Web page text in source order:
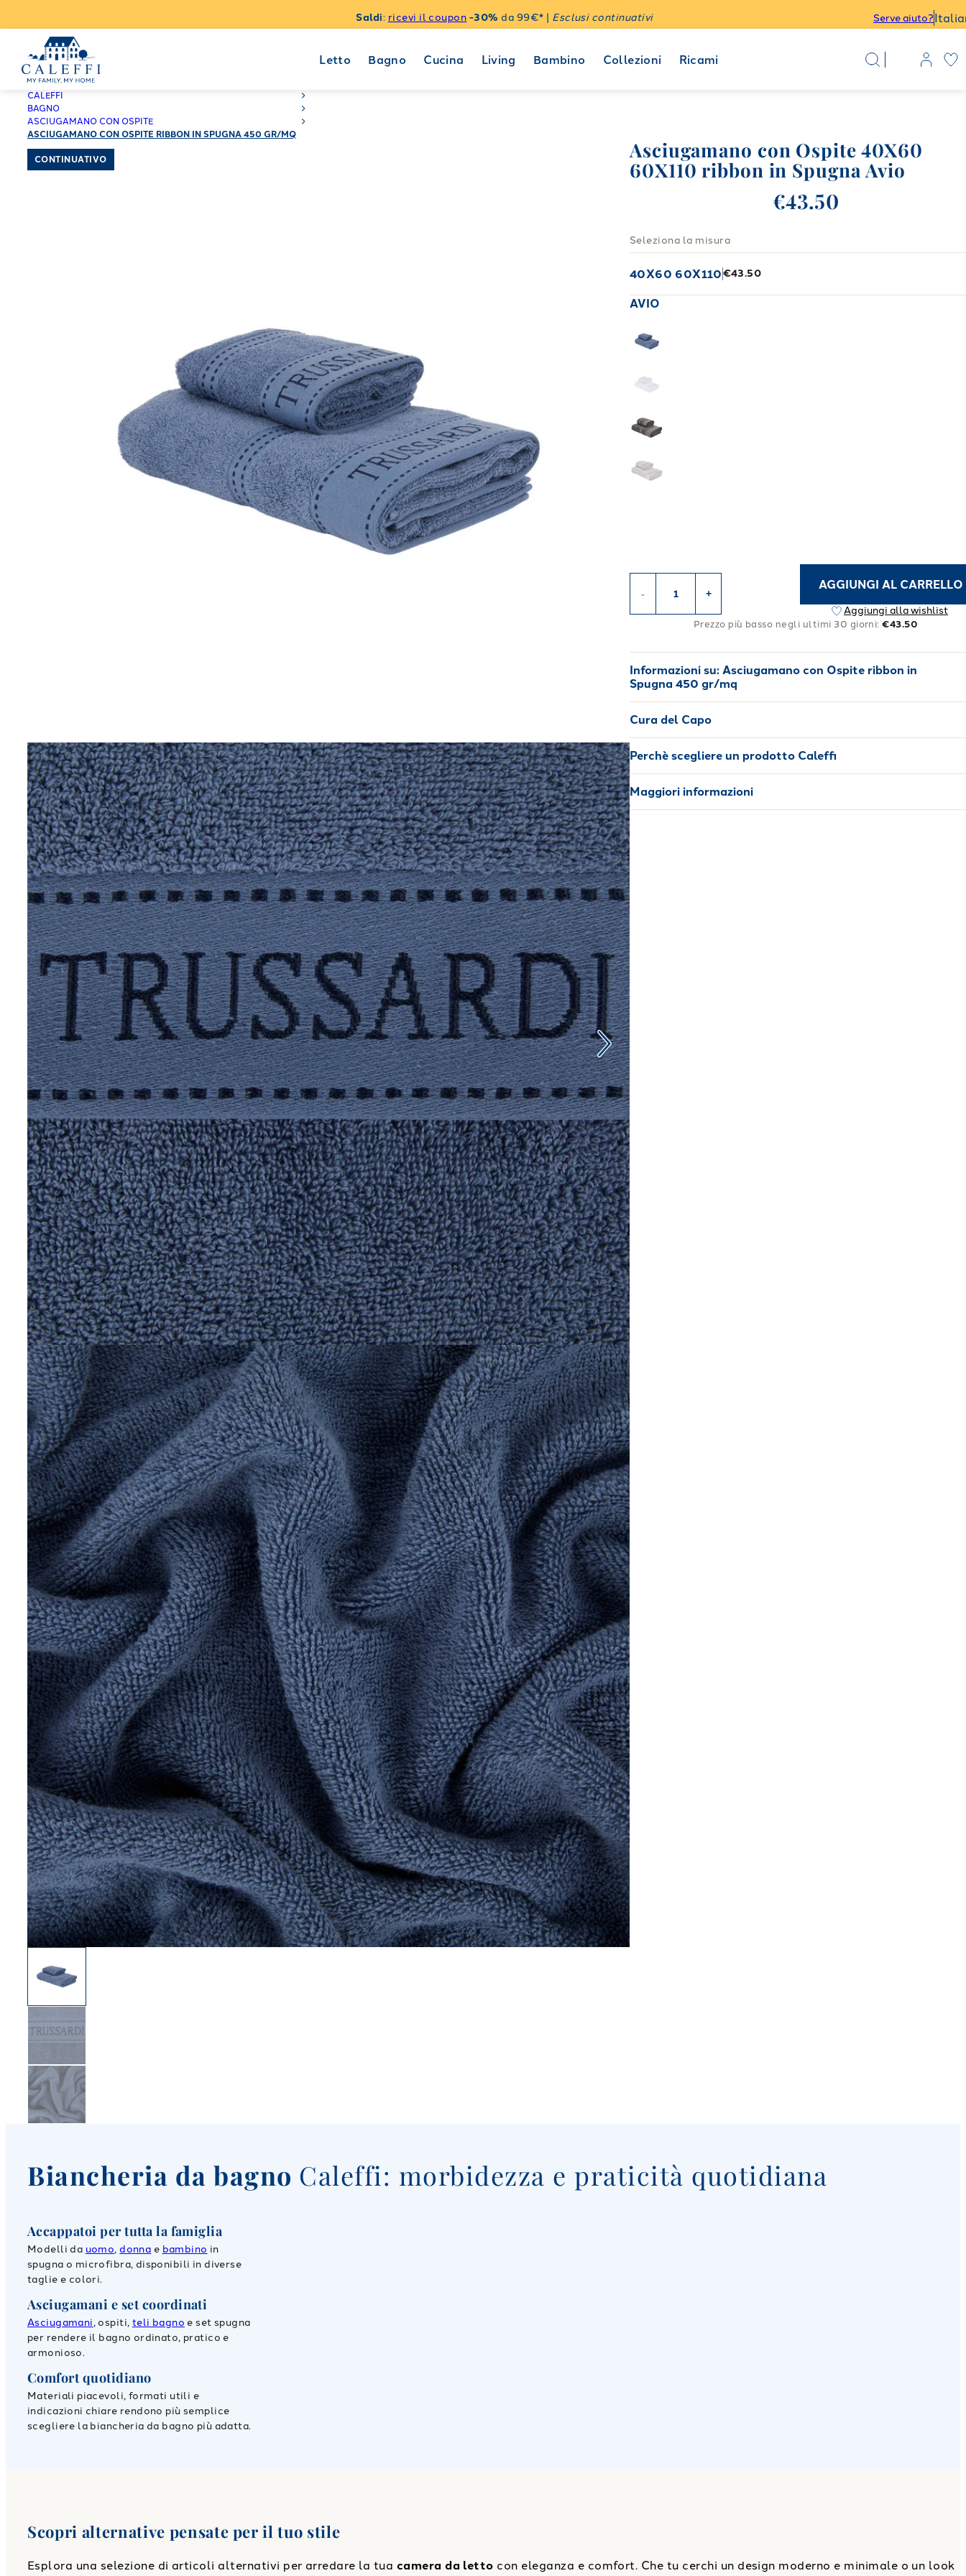
Saldi: ricevi il coupon -30% da 99€* | Esclusi continuativi Serve aiuto?
Letto Bagno Cucina Living Bambino Collezioni Ricami
CALEFFI
BAGNO
ASCIUGAMANO CON OSPITE
ASCIUGAMANO CON OSPITE RIBBON IN SPUGNA 450 GR/MQ
CONTINUATIVO
Asciugamano con Ospite 40X60
60X110 ribbon in Spugna Avio
€43.50
Seleziona la misura
40X60 60X110€43.50
AVIO
- +
AGGIUNGI AL CARRELLO
Aggiungi alla wishlist
Prezzo più basso negli ultimi 30 giorni: €43.50
Informazioni su: Asciugamano con Ospite ribbon in
Spugna 450 gr/mq
Cura del Capo
Perchè scegliere un prodotto Caleffi
Maggiori informazioni
Biancheria da bagno Caleffi: morbidezza e praticità quotidiana
Accappatoi per tutta la famiglia
Modelli da uomo,donna e bambino in
spugna o microfibra, disponibili in diverse
taglie e colori.
Asciugamani e set coordinati
Asciugamani, ospiti, teli bagno e set spugna
per rendere il bagno ordinato, pratico e
armonioso.
Comfort quotidiano
Materiali piacevoli, formati utili e
indicazioni chiare rendono più semplice
scegliere la biancheria da bagno più adatta.
Scopri alternative pensate per il tuo stile
Esplora una selezione di articoli alternativi per arredare la tua camera da letto con eleganza e comfort. Che tu cerchi un design moderno e minimale o un look